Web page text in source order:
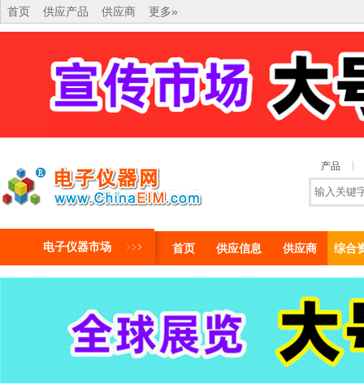
首页 供应产品 供应商 更多»
产品
电子仪器市场 首页 供应信息 供应商 综合